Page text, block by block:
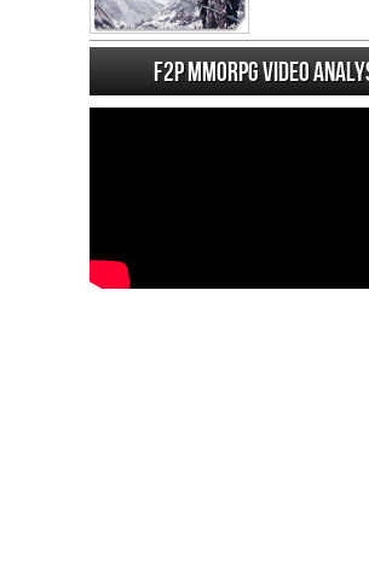
F2P MMORPG Video